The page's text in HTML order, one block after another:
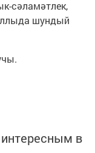
сәламәтлек,
шундый
в